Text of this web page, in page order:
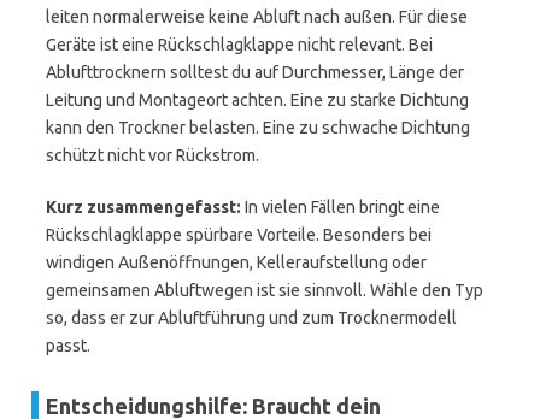
leiten normalerweise keine Abluft nach außen. Für diese
Geräte ist eine Rückschlagklappe nicht relevant. Bei
Ablufttrocknern solltest du auf Durchmesser, Länge der
Leitung und Montageort achten. Eine zu starke Dichtung
kann den Trockner belasten. Eine zu schwache Dichtung
schützt nicht vor Rückstrom.
Kurz zusammengefasst: In vielen Fällen bringt eine
Rückschlagklappe spürbare Vorteile. Besonders bei
windigen Außenöffnungen, Kelleraufstellung oder
gemeinsamen Abluftwegen ist sie sinnvoll. Wähle den Typ
so, dass er zur Abluftführung und zum Trocknermodell
passt.
Entscheidungshilfe: Braucht dein